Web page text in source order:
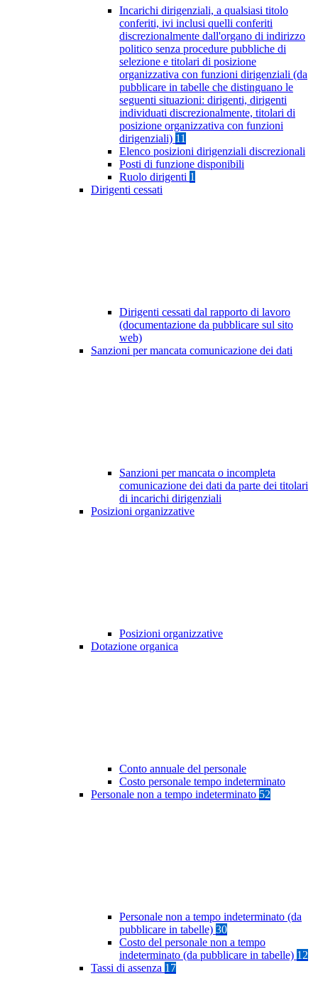
Incarichi dirigenziali, a qualsiasi titolo
conferiti, ivi inclusi quelli conferiti
discrezionalmente dall'organo di indirizzo
politico senza procedure pubbliche di
selezione e titolari di posizione
organizzativa con funzioni dirigenziali (da
pubblicare in tabelle che distinguano le
seguenti situazioni: dirigenti, dirigenti
individuati discrezionalmente, titolari di
posizione organizzativa con funzioni
dirigenziali) 11
Elenco posizioni dirigenziali discrezionali
Posti di funzione disponibili
Ruolo dirigenti 1
Dirigenti cessati
Dirigenti cessati dal rapporto di lavoro
(documentazione da pubblicare sul sito
web)
Sanzioni per mancata comunicazione dei dati
Sanzioni per mancata o incompleta
comunicazione dei dati da parte dei titolari
di incarichi dirigenziali
Posizioni organizzative
Posizioni organizzative
Dotazione organica
Conto annuale del personale
Costo personale tempo indeterminato
Personale non a tempo indeterminato 52
Personale non a tempo indeterminato (da
pubblicare in tabelle) 30
Costo del personale non a tempo
indeterminato (da pubblicare in tabelle) 12
Tassi di assenza 17